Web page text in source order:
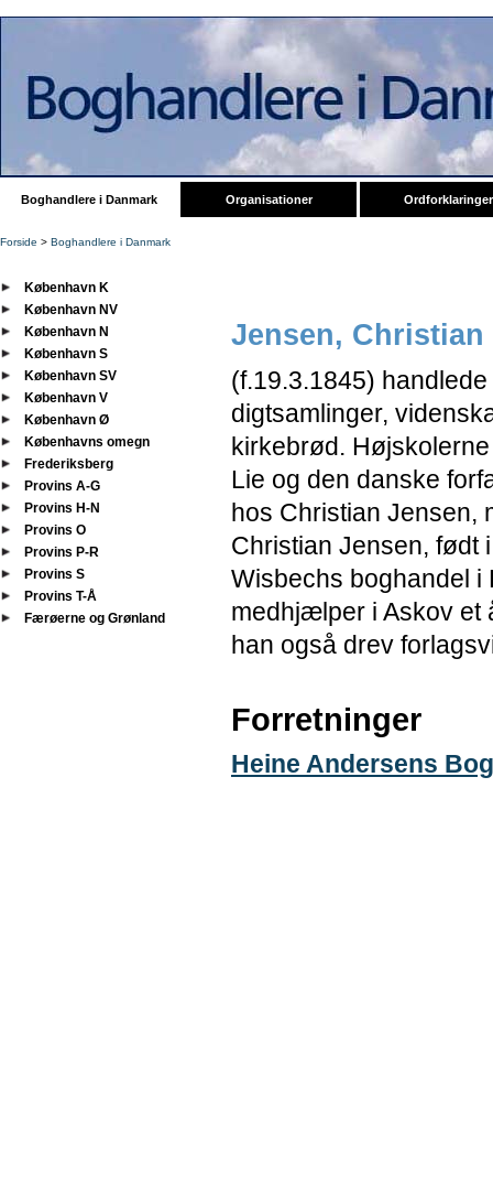
Boghandlere i Danmark Organisationer Ordforklaringer
Forside > Boghandlere i Danmark
København K
København NV
København N
København S
København SV
København V
København Ø
Københavns omegn
Frederiksberg
Provins A-G
Provins H-N
Provins O
Provins P-R
Provins S
Provins T-Å
Færøerne og Grønland
Jensen, Christian
(f.19.3.1845)
digtsamlinger,
kirkebrød.
Lie og den danske
hos Christian Jensen,
Christian Jensen, født
Wisbechs boghandel i
medhjælper i Askov et
han også drev
Forretninger
Heine Andersens